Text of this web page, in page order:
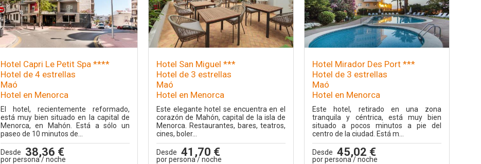
Hotel Capri Le Petit Spa ****
Hotel de 4 estrellas
Maó
Hotel en Menorca
El hotel, recientemente reformado,
está muy bien situado en la capital de
Menorca, en Mahón. Está a sólo un
paseo de 10 minutos de...
Desde 38,36 €
por persona / noche
Hotel San Miguel ***
Hotel de 3 estrellas
Maó
Hotel en Menorca
Este elegante hotel se encuentra en el
corazón de Mahón, capital de la isla de
Menorca. Restaurantes, bares, teatros,
cines, boler...
Desde 41,70 €
por persona / noche
Hotel Mirador Des Port ***
Hotel de 3 estrellas
Maó
Hotel en Menorca
Este hotel, retirado en una zona
tranquila y céntrica, está muy bien
situado a pocos minutos a pie del
centro de la ciudad. Está m...
Desde 45,02 €
por persona / noche